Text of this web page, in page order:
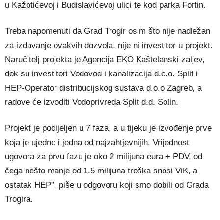
u Kažotićevoj i Budislavićevoj ulici te kod parka Fortin.
Treba napomenuti da Grad Trogir osim što nije nadležan
za izdavanje ovakvih dozvola, nije ni investitor u projekt.
Naručitelj projekta je Agencija EKO Kaštelanski zaljev,
dok su investitori Vodovod i kanalizacija d.o.o. Split i
HEP-Operator distribucijskog sustava d.o.o Zagreb, a
radove će izvoditi Vodoprivreda Split d.d. Solin.
Projekt je podijeljen u 7 faza, a u tijeku je izvođenje prve
koja je ujedno i jedna od najzahtjevnijih. Vrijednost
ugovora za prvu fazu je oko 2 milijuna eura + PDV, od
čega nešto manje od 1,5 milijuna troška snosi ViK, a
ostatak HEP”, piše u odgovoru koji smo dobili od Grada
Trogira.